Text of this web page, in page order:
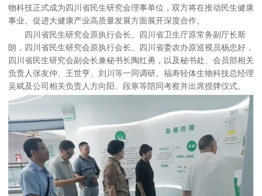
物科技正式成为四川省民生研究会理事单位，双方将在推动民生健康
事业、促进大健康产业高质量发展方面展开深度合作。
四川省民生研究会原执行会长、四川省卫生厅原常务副厅长斯
朗，四川省民生研究会原执行会长、四川省委农办原巡视员杨忠好，
四川省民生研究会副会长兼秘书长陶红勇，以及秘书处、会员部相关
负责人张友仲、王世亨、刘川等一同调研。福寿轻体生物科技总经理
吴斌及公司相关负责人方向阳、段寒等陪同考察并出席授牌仪式。